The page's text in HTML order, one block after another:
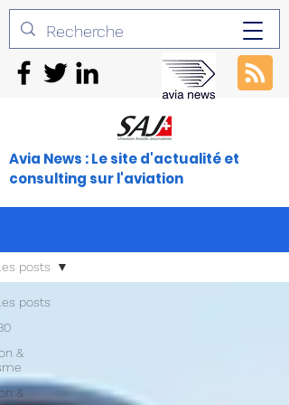
Avia News : Le site d'actualité et
consulting sur l'aviation
posts
&
&
posts